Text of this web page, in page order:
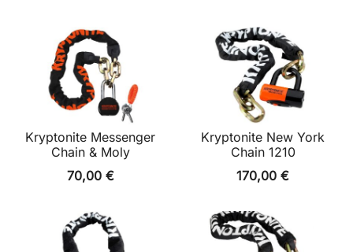
Kryptonite Messenger
Chain & Moly
70,00 €
Kryptonite New York
Chain 1210
170,00 €